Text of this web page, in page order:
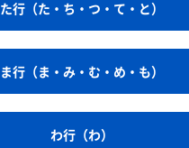
た行（た・ち・つ・て・と）
ま行（ま・み・む・め・も）
わ行（わ）